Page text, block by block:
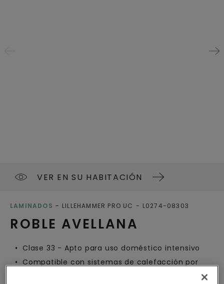
VER EN SU HABITACIÓN
ROBLE AVELLANA
LAMINADOS LILLEHAMMER PRO UC L0274-08303
Clase 33 - Apto para uso doméstico intensivo
Compatible con sistemas de calefacción por
suelo radiante